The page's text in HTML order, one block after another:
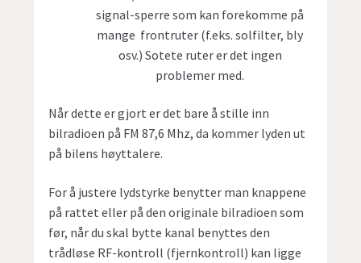
signal-sperre som kan forekomme på
mange frontruter (f.eks. solfilter, bly
osv.) Sotete ruter er det ingen
problemer med.
Når dette er gjort er det bare å stille inn
bilradioen på FM 87,6 Mhz, da kommer lyden ut
på bilens høyttalere.
For å justere lydstyrke benytter man knappene
på rattet eller på den originale bilradioen som
før, når du skal bytte kanal benyttes den
trådløse RF-kontroll (fjernkontroll) kan ligge